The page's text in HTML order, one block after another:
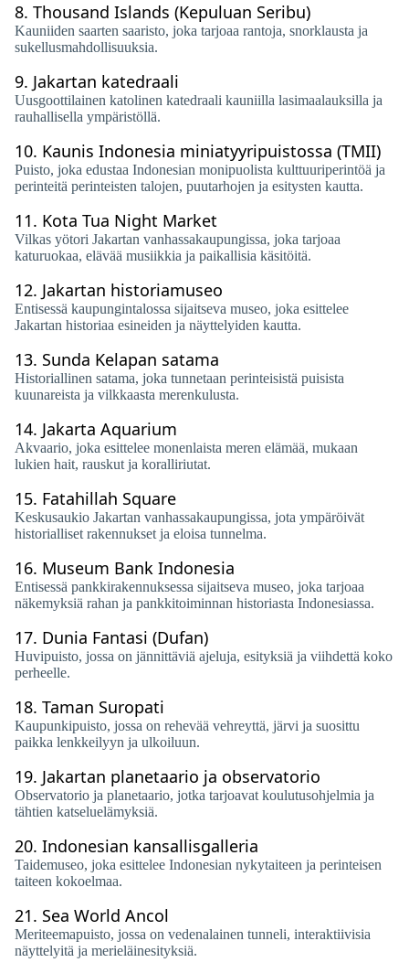
8. Thousand Islands (Kepuluan Seribu)
Kauniiden saarten saaristo, joka tarjoaa rantoja, snorklausta ja
sukellusmahdollisuuksia.
9. Jakartan katedraali
Uusgoottilainen katolinen katedraali kauniilla lasimaalauksilla ja
rauhallisella ympäristöllä.
10. Kaunis Indonesia miniatyyripuistossa (TMII)
Puisto, joka edustaa Indonesian monipuolista kulttuuriperintöä ja
perinteitä perinteisten talojen, puutarhojen ja esitysten kautta.
11. Kota Tua Night Market
Vilkas yötori Jakartan vanhassakaupungissa, joka tarjoaa
katuruokaa, elävää musiikkia ja paikallisia käsitöitä.
12. Jakartan historiamuseo
Entisessä kaupungintalossa sijaitseva museo, joka esittelee
Jakartan historiaa esineiden ja näyttelyiden kautta.
13. Sunda Kelapan satama
Historiallinen satama, joka tunnetaan perinteisistä puisista
kuunareista ja vilkkaasta merenkulusta.
14. Jakarta Aquarium
Akvaario, joka esittelee monenlaista meren elämää, mukaan
lukien hait, rauskut ja koralliriutat.
15. Fatahillah Square
Keskusaukio Jakartan vanhassakaupungissa, jota ympäröivät
historialliset rakennukset ja eloisa tunnelma.
16. Museum Bank Indonesia
Entisessä pankkirakennuksessa sijaitseva museo, joka tarjoaa
näkemyksiä rahan ja pankkitoiminnan historiasta Indonesiassa.
17. Dunia Fantasi (Dufan)
Huvipuisto, jossa on jännittäviä ajeluja, esityksiä ja viihdettä koko
perheelle.
18. Taman Suropati
Kaupunkipuisto, jossa on rehevää vehreyttä, järvi ja suosittu
paikka lenkkeilyyn ja ulkoiluun.
19. Jakartan planetaario ja observatorio
Observatorio ja planetaario, jotka tarjoavat koulutusohjelmia ja
tähtien katseluelämyksiä.
20. Indonesian kansallisgalleria
Taidemuseo, joka esittelee Indonesian nykytaiteen ja perinteisen
taiteen kokoelmaa.
21. Sea World Ancol
Meriteemapuisto, jossa on vedenalainen tunneli, interaktiivisia
näyttelyitä ja merieläinesityksiä.